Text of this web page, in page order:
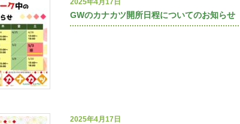
2025年4月17日
GWのカナカツ開所日程についてのお知らせ
2025年4月17日